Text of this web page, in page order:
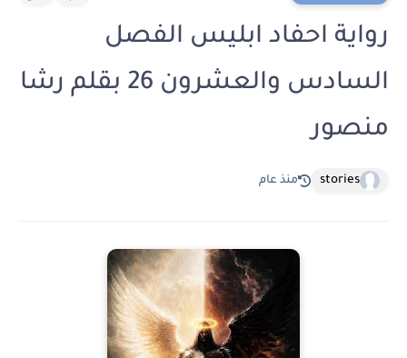
رواية احفاد ابليس الفصل
السادس والعشرون 26 بقلم رشا
منصور
stories منذ عام